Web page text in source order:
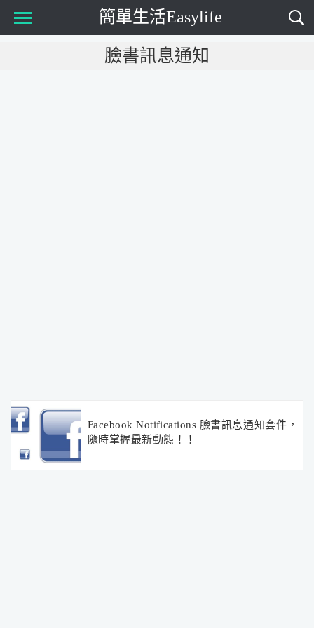
簡單生活Easylife
臉書訊息通知
Facebook Notifications 臉書訊息通知套件，
隨時掌握最新動態！！